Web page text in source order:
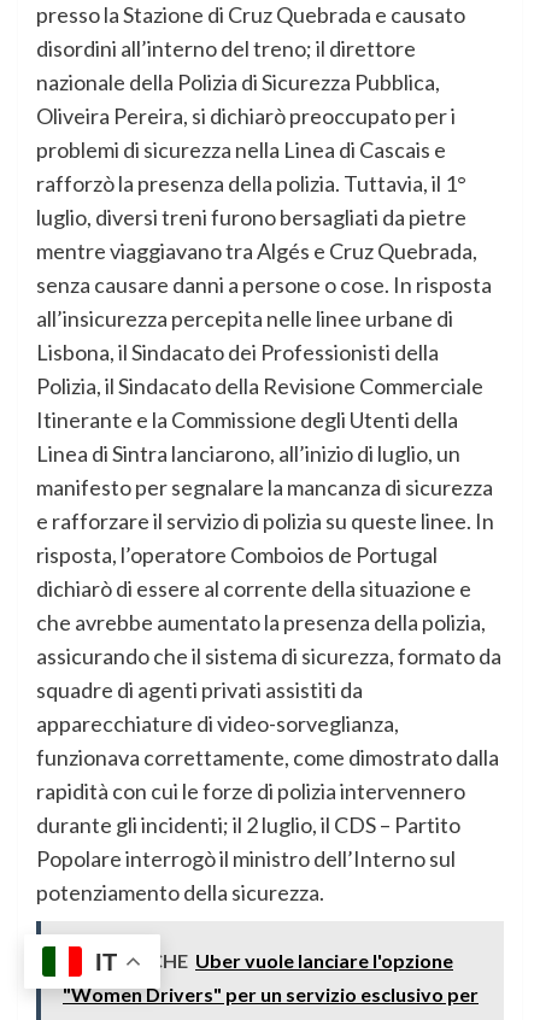
presso la Stazione di Cruz Quebrada e causato
disordini all’interno del treno; il direttore
nazionale della Polizia di Sicurezza Pubblica,
Oliveira Pereira, si dichiarò preoccupato per i
problemi di sicurezza nella Linea di Cascais e
rafforzò la presenza della polizia. Tuttavia, il 1°
luglio, diversi treni furono bersagliati da pietre
mentre viaggiavano tra Algés e Cruz Quebrada,
senza causare danni a persone o cose. In risposta
all’insicurezza percepita nelle linee urbane di
Lisbona, il Sindacato dei Professionisti della
Polizia, il Sindacato della Revisione Commerciale
Itinerante e la Commissione degli Utenti della
Linea di Sintra lanciarono, all’inizio di luglio, un
manifesto per segnalare la mancanza di sicurezza
e rafforzare il servizio di polizia su queste linee. In
risposta, l’operatore Comboios de Portugal
dichiarò di essere al corrente della situazione e
che avrebbe aumentato la presenza della polizia,
assicurando che il sistema di sicurezza, formato da
squadre di agenti privati assistiti da
apparecchiature di video-sorveglianza,
funzionava correttamente, come dimostrato dalla
rapidità con cui le forze di polizia intervennero
durante gli incidenti; il 2 luglio, il CDS – Partito
Popolare interrogò il ministro dell’Interno sul
potenziamento della sicurezza.
LEGGI ANCHE Uber vuole lanciare l'opzione
"Women Drivers" per un servizio esclusivo per
IT